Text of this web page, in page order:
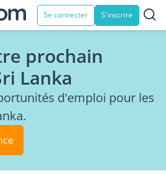
Se connecter S'inscrire
prochain
Lanka
d'emploi pour les